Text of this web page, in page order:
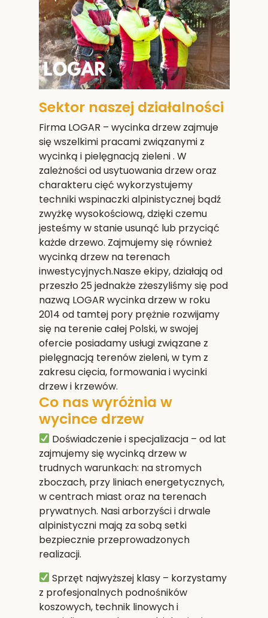
Sektor naszej działalności
Firma LOGAR – wycinka drzew zajmuje
się wszelkimi pracami związanymi z
wycinką i pielęgnacją zieleni . W
zależności od usytuowania drzew oraz
charakteru cięć wykorzystujemy
techniki wspinaczki alpinistycznej bądź
zwyżkę wysokościową, dzięki czemu
jesteśmy w stanie usunąć lub przyciąć
każde drzewo. Zajmujemy się również
wycinką drzew na terenach
inwestycyjnych.Nasze ekipy, działają od
przeszło 25 jednakże zżeszyliśmy się pod
nazwą LOGAR wycinka drzew w roku
2014 od tamtej pory prężnie rozwijamy
się na terenie całej Polski, w swojej
ofercie posiadamy usługi związane z
pielęgnacją terenów zieleni, w tym z
zakresu cięcia, formowania i wycinki
drzew i krzewów.
Co nas wyróżnia w
wycince drzew
Doświadczenie i specjalizacja– od lat
zajmujemy się wycinką drzew w
trudnych warunkach: na stromych
zboczach, przy liniach energetycznych,
w centrach miast oraz na terenach
prywatnych. Nasi arborzyści i drwale
alpinistyczni mają za sobą setki
bezpiecznie przeprowadzonych
realizacji.
Sprzęt najwyższej klasy– korzystamy
z profesjonalnych podnośników
koszowych, technik linowych i